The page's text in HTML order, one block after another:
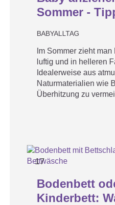
Sommer -
BABYALLTAG
Im Sommer zieht
luftig und in helleren
Idealerweise aus
Naturmaterialien wie
Überhitzung zu
17
Bodenbett
Kinderbett: